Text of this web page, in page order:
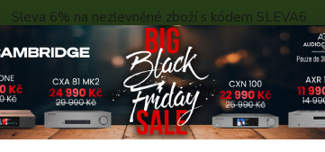
Sleva 6% na nezlevněné zboží s kódem SLEVA6
KONTAKTY O NÁS
POPTÁVKA ZBOŽÍ - KALKULACE
Hledat